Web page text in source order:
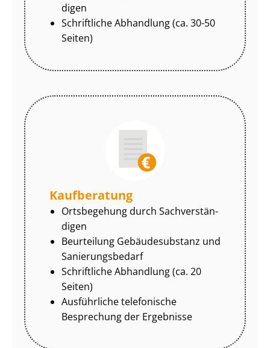
di­gen
Schriftliche Abhandlung (ca. 30-50
Seiten)
Kaufberatung
Ortsbegehung durch Sach­ver­stän­
di­gen
Beurteilung Gebäudesubstanz und
Sa­nie­rungs­be­darf
Schriftliche Abhandlung (ca. 20
Seiten)
Ausführliche telefonische
Besprechung der Ergebnisse